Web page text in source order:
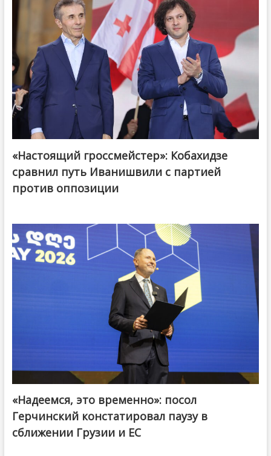
@ქართული ოცნება / Georgian Dream
«Настоящий гроссмейстер»: Кобахидзе
сравнил путь Иванишвили с партией
против оппозиции
«Надеемся, это временно»: посол
Герчинский констатировал паузу в
сближении Грузии и ЕС